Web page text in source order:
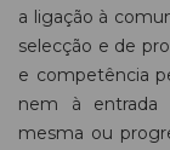
a ligação à
selecção e de
e competência
nem à entrada
mesma ou